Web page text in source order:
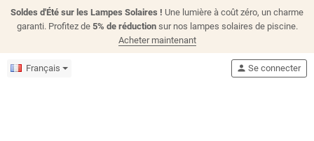
Soldes d'Été sur les Lampes Solaires ! Une lumière à coût zéro, un charme
garanti. Profitez de 5% de réductionsur nos lampes solaires de piscine.
Acheter maintenant
Français person Se connecter